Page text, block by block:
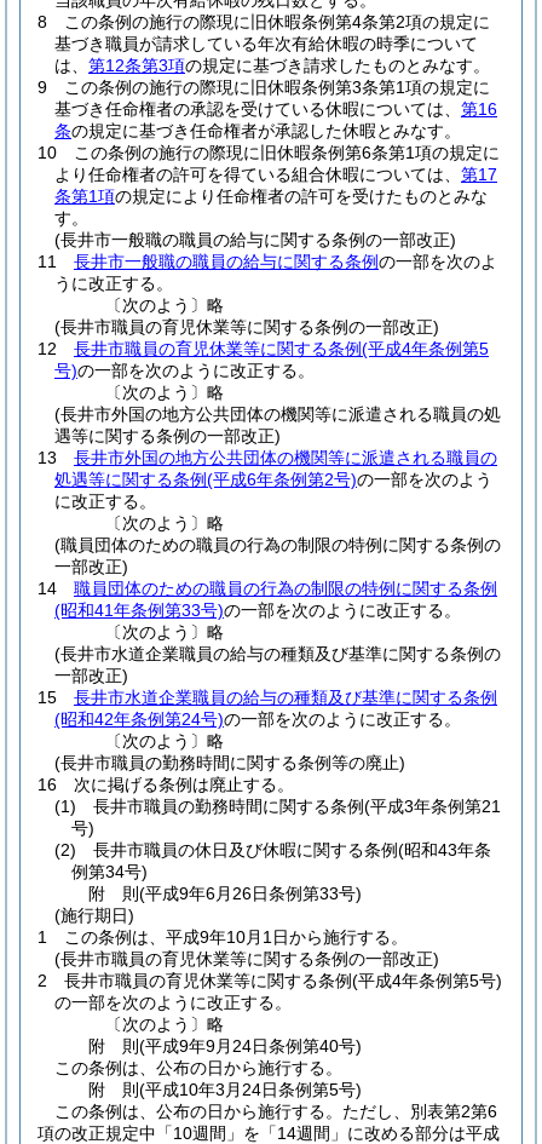
8
この条例の施行の際現に旧休暇条例第4条第2項の規定に
基づき職員が請求している年次有給休暇の時季について
は、 第12条第3項の規定に基づき請求したものとみなす。
9
この条例の施行の際現に旧休暇条例第3条第1項の規定に
基づき任命権者の承認を受けている休暇については、 第16
条の規定に基づき任命権者が承認した休暇とみなす。
10
この条例の施行の際現に旧休暇条例第6条第1項の規定に
より任命権者の許可を得ている組合休暇については、 第17
条第1項の規定により任命権者の許可を受けたものとみな
す。
(長井市一般職の職員の給与に関する条例の一部改正)
11
長井市一般職の職員の給与に関する条例の一部を次のよ
うに改正する。
〔次のよう〕略
(長井市職員の育児休業等に関する条例の一部改正)
12
長井市職員の育児休業等に関する条例(平成4年条例第5
号)の一部を次のように改正する。
〔次のよう〕略
(長井市外国の地方公共団体の機関等に派遣される職員の処
遇等に関する条例の一部改正)
13
長井市外国の地方公共団体の機関等に派遣される職員の
処遇等に関する条例(平成6年条例第2号)の一部を次のよう
に改正する。
〔次のよう〕略
(職員団体のための職員の行為の制限の特例に関する条例の
一部改正)
14
職員団体のための職員の行為の制限の特例に関する条例
(昭和41年条例第33号)の一部を次のように改正する。
〔次のよう〕略
(長井市水道企業職員の給与の種類及び基準に関する条例の
一部改正)
15
長井市水道企業職員の給与の種類及び基準に関する条例
(昭和42年条例第24号)の一部を次のように改正する。
〔次のよう〕略
(長井市職員の勤務時間に関する条例等の廃止)
16
次に掲げる条例は廃止する。
(1)
長井市職員の勤務時間に関する条例(平成3年条例第21
号)
(2)
長井市職員の休日及び休暇に関する条例(昭和43年条
例第34号)
附 則(平成9年6月26日条例第33号)
(施行期日)
1
この条例は、平成9年10月1日から施行する。
(長井市職員の育児休業等に関する条例の一部改正)
2
長井市職員の育児休業等に関する条例(平成4年条例第5号)
の一部を次のように改正する。
〔次のよう〕略
附 則(平成9年9月24日条例第40号)
この条例は、公布の日から施行する。
附 則(平成10年3月24日条例第5号)
この条例は、公布の日から施行する。 ただし、別表第2第6
項の改正規定中「10週間」を「14週間」に改める部分は平成